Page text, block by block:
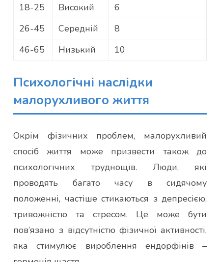
18-25
Високий
6
26-45
Середній
8
46-65
Низький 10
Психологічні наслідки
малорухливого життя
Окрім фізичних проблем, малорухливий
спосіб життя може призвести також до
психологічних труднощів. Люди, які
проводять багато часу в сидячому
положенні, частіше стикаються з депресією,
тривожністю та стресом. Це може бути
пов’язано з відсутністю фізичної активності,
яка стимулює вироблення ендорфінів –